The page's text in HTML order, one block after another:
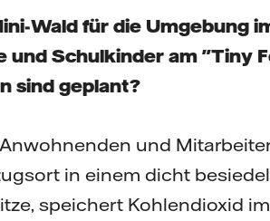
Wald für die Umgebung
und Schulkinder am "Tiny
sind geplant?
und
in einem dicht
speichert Kohlendioxid